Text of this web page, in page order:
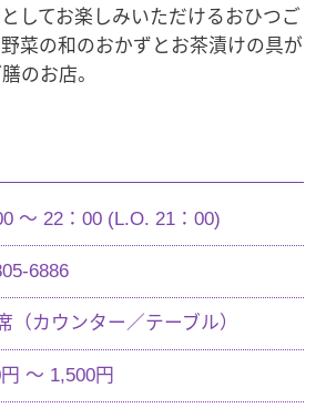
してお楽しみいただけるおひつご
菜の和のおかずとお茶漬けの具が
のお店。
～ 22：00 (L.O. 21：00)
6886
（カウンター／テーブル）
～ 1,500円